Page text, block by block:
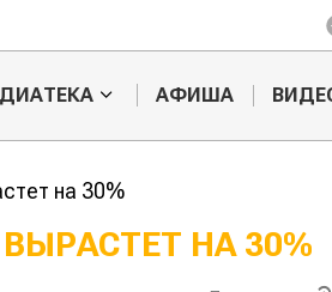
АФИША
на 30%
НА 30%